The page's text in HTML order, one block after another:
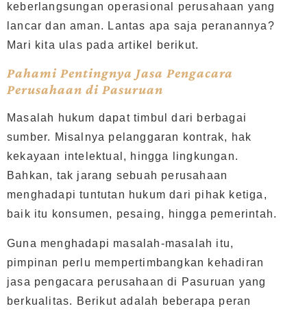
keberlangsungan operasional perusahaan yang
lancar dan aman. Lantas apa saja peranannya?
Mari kita ulas pada artikel berikut.
Pahami Pentingnya Jasa Pengacara
Perusahaan di Pasuruan
Masalah hukum dapat timbul dari berbagai
sumber. Misalnya pelanggaran kontrak, hak
kekayaan intelektual, hingga lingkungan.
Bahkan, tak jarang sebuah perusahaan
menghadapi tuntutan hukum dari pihak ketiga,
baik itu konsumen, pesaing, hingga pemerintah.
Guna menghadapi masalah-masalah itu,
pimpinan perlu mempertimbangkan kehadiran
jasa pengacara perusahaan di Pasuruan yang
berkualitas. Berikut adalah beberapa peran